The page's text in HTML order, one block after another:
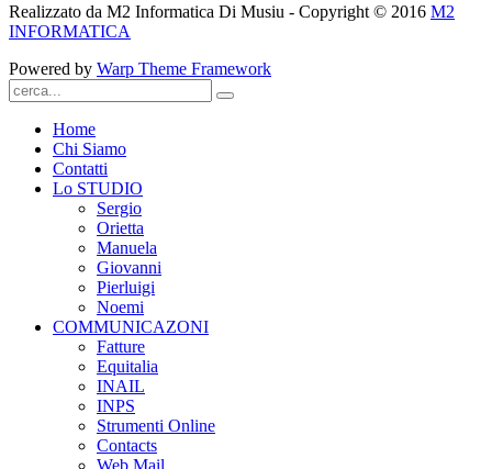
Realizzato da M2 Informatica Di Musiu - Copyright © 2016 M2
INFORMATICA
Powered by Warp Theme Framework
Home
Chi Siamo
Contatti
Lo STUDIO
Sergio
Orietta
Manuela
Giovanni
Pierluigi
Noemi
COMMUNICAZONI
Fatture
Equitalia
INAIL
INPS
Strumenti Online
Contacts
Web Mail